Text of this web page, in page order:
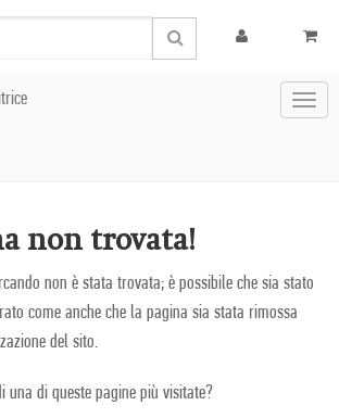
non trovata!
non è stata trovata; è possibile che sia stato
come anche che la pagina sia stata rimossa
del sito.
una di queste pagine più visitate?